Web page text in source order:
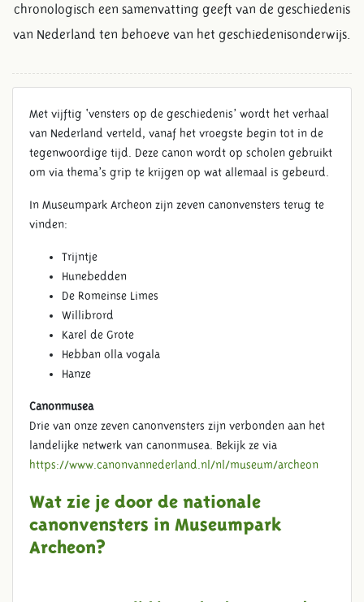
chronologisch een samenvatting geeft van de geschiedenis
van Nederland ten behoeve van het geschiedenisonderwijs.
Met vijftig ‘vensters op de geschiedenis’ wordt het verhaal
van Nederland verteld, vanaf het vroegste begin tot in de
tegenwoordige tijd. Deze canon wordt op scholen gebruikt
om via thema’s grip te krijgen op wat allemaal is gebeurd.
In Museumpark Archeon zijn zeven canonvensters terug te
vinden:
Trijntje
Hunebedden
De Romeinse Limes
Willibrord
Karel de Grote
Hebban olla vogala
Hanze
Canonmusea
Drie van onze zeven canonvensters zijn verbonden aan het
landelijke netwerk van canonmusea. Bekijk ze via
https://www.canonvannederland.nl/nl/museum/archeon
Wat zie je door de nationale
canonvensters in Museumpark
Archeon?